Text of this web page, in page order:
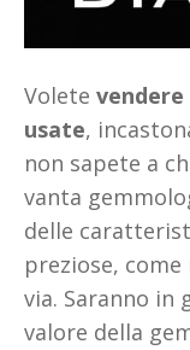
Volete
usate,
non sapete a
vanta
delle
preziose,
via. Saranno in
valore della